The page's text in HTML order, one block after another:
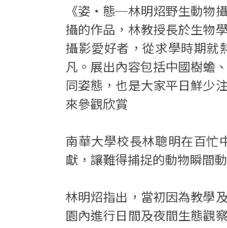
《姿‧態─林明炤野生動物
攝的作品，林教授長於生物
攝影愛好者，從求學時期就
凡。展出內容包括中國樹蟾
同姿態，也是大家平日鮮少
來參觀欣賞
南華大學校長林聰明在百忙
獻，讓難得捕捉的動物瞬間
林明炤指出，當初因為教學
園內進行日間及夜間生態觀